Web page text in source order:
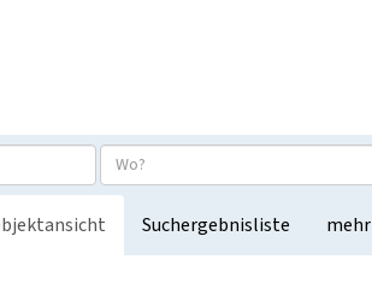
Suchergebnisliste mehr